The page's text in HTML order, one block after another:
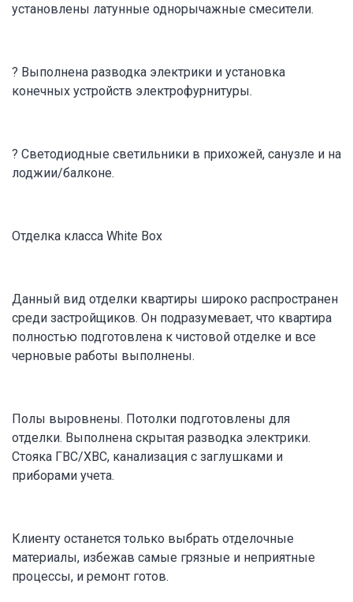
установлены латунные однорычажные смесители.
? Выполнена разводка электрики и установка
конечных устройств электрофурнитуры.
? Светодиодные светильники в прихожей, санузле и на
лоджии/балконе.
Отделка класса White Box
Данный вид отделки квартиры широко распространен
среди застройщиков. Он подразумевает, что квартира
полностью подготовлена к чистовой отделке и все
черновые работы выполнены.
Полы выровнены. Потолки подготовлены для
отделки. Выполнена скрытая разводка электрики.
Стояка ГВС/ХВС, канализация с заглушками и
приборами учета.
Клиенту останется только выбрать отделочные
материалы, избежав самые грязные и неприятные
процессы, и ремонт готов.